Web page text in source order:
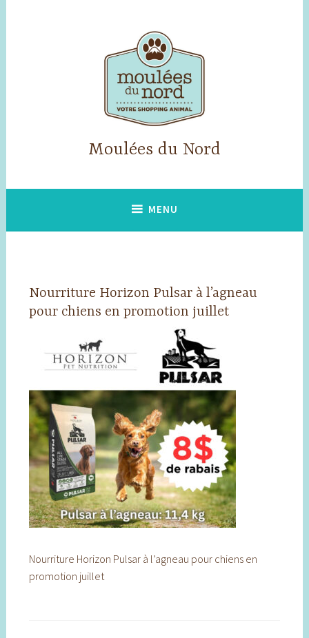
Moulées du Nord
MENU
Nourriture Horizon Pulsar à l’agneau
pour chiens en promotion juillet
Nourriture Horizon Pulsar à l’agneau pour chiens en
promotion juillet